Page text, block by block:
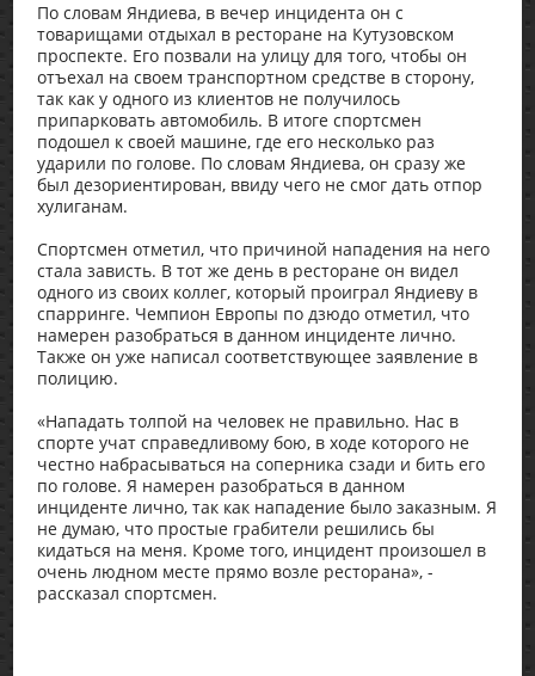
По словам Яндиева, в вечер инцидента он с
товарищами отдыхал в ресторане на Кутузовском
проспекте. Его позвали на улицу для того, чтобы он
отъехал на своем транспортном средстве в сторону,
так как у одного из клиентов не получилось
припарковать автомобиль. В итоге спортсмен
подошел к своей машине, где его несколько раз
ударили по голове. По словам Яндиева, он сразу же
был дезориентирован, ввиду чего не смог дать отпор
хулиганам.
Спортсмен отметил, что причиной нападения на него
стала зависть. В тот же день в ресторане он видел
одного из своих коллег, который проиграл Яндиеву в
спарринге. Чемпион Европы по дзюдо отметил, что
намерен разобраться в данном инциденте лично.
Также он уже написал соответствующее заявление в
полицию.
«Нападать толпой на человек не правильно. Нас в
спорте учат справедливому бою, в ходе которого не
честно набрасываться на соперника сзади и бить его
по голове. Я намерен разобраться в данном
инциденте лично, так как нападение было заказным. Я
не думаю, что простые грабители решились бы
кидаться на меня. Кроме того, инцидент произошел в
очень людном месте прямо возле ресторана», -
рассказал спортсмен.